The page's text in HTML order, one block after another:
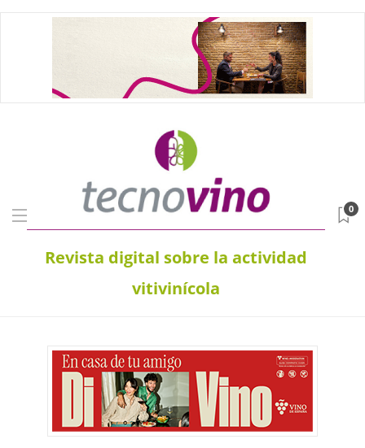
Revista digital sobre la actividad
vitivinícola
0